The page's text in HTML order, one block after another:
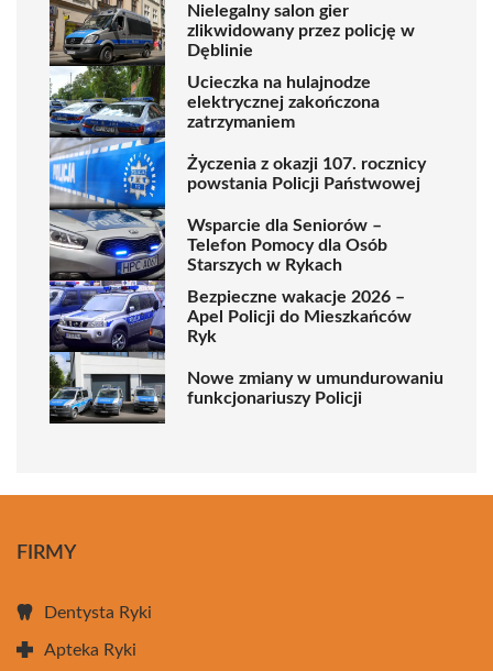
Nielegalny salon gier
zlikwidowany przez policję w
Dęblinie
Ucieczka na hulajnodze
elektrycznej zakończona
zatrzymaniem
Życzenia z okazji 107. rocznicy
powstania Policji Państwowej
Wsparcie dla Seniorów –
Telefon Pomocy dla Osób
Starszych w Rykach
Bezpieczne wakacje 2026 –
Apel Policji do Mieszkańców
Ryk
Nowe zmiany w umundurowaniu
funkcjonariuszy Policji
FIRMY
Dentysta Ryki
Apteka Ryki